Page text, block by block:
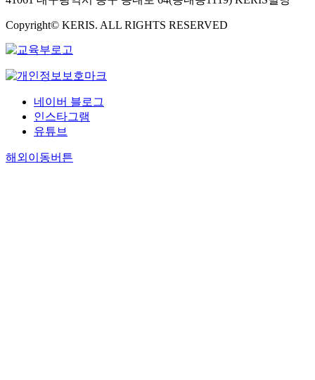
Copyright© KERIS. ALL RIGHTS RESERVED
네이버 블로그
인스타그램
유튜브
해외이동버튼